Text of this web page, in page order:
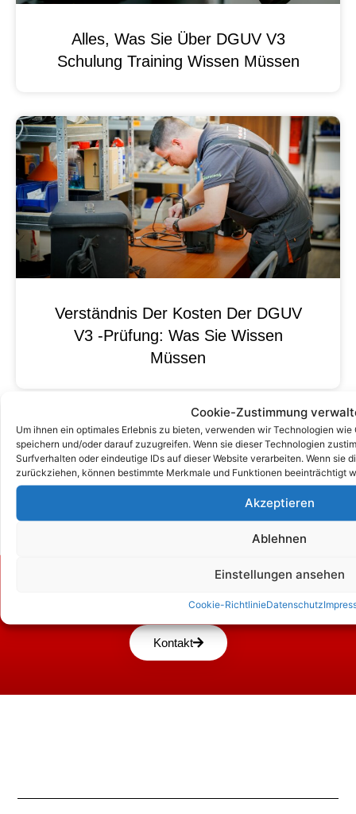
Cookie-Zustimmung
Um ihnen ein optimales Erlebnis zu bieten, verwenden wir Technologien
speichern und/oder darauf zuzugreifen. Wenn sie dieser Technologien
Surfverhalten oder eindeutige IDs auf dieser Website verarbeiten. Wenn sie
zurückziehen, können bestimmte Merkmale und Funktionen beeinträchtigt
Akzeptieren
Ablehnen
Einstellungen ansehen
Cookie-RichtlinieDatenschutz
Alles, Was Sie Über DGUV V3
Schulung Training Wissen Müssen
Verständnis Der Kosten Der DGUV
V3 -Prüfung: Was Sie Wissen
Müssen
Zum Kontaktformular
Kontakt